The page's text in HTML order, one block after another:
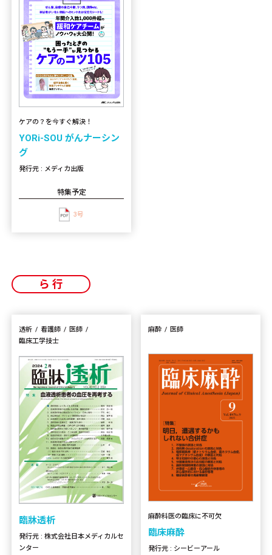
ケアの？を今すぐ解決！
YORi-SOU がんナーシン
グ
発行元 : メディカ出版
特集予定
3号
ら行
透析 看護師
医師
臨床工学技士
臨牀透析
発行元 : 株式会社日本メディカルセ
ンター
麻酔 医師
麻酔科医の臨床に不可欠
臨床麻酔
発行元 : シービーアール